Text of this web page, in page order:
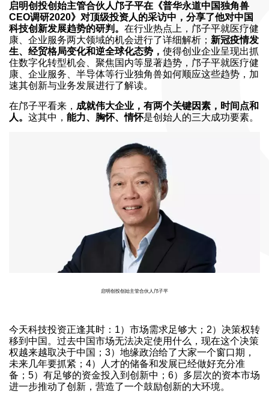
启明创投创始主管合伙人邝子平在《普华永道中国独角兽
CEO调研2020》对顶级投资人的采访中，分享了他对中国
科技创新发展趋势的研判。 在行业热点上，邝子平就医疗健
康、企业服务两大领域的机会进行了详细解析； 新冠疫情发
生、经贸格局变化和逆全球化态势， 使得创业企业呈现出抓
住数字化转型机会、聚焦国内等显著趋势，邝子平就医疗健
康、企业服务、半导体等行业独角兽如何顺应这些趋势，加
速其创新与业务发展进行了解读。
在邝子平看来， 成就伟大企业，有两个关键因素，时间点和
人。 这其中， 能力、胸怀、情怀是创始人的三大成功要素。
启明创投创始主管合伙人邝子平
今天科技投资正逢其时：1）市场需求足够大；2）决策权转
移到中国。过去中国市场无法决定使用什么，现在这个决策
权越来越取决于中国；3）地缘政治给了大家一个窗口期，
未来几年要抓紧；4）人才的储备和发展已经做好充分准
备；5）有足够的资金投入到创新中；6）多层次的资本市场
进一步推动了创新，营造了一个鼓励创新的大环境。